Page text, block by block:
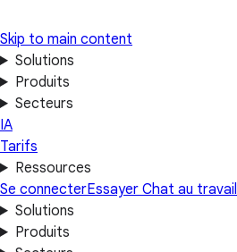
Skip to main content
Solutions
Produits
Secteurs
IA
Tarifs
Ressources
Se connecterEssayer Chat au travail
Solutions
Produits